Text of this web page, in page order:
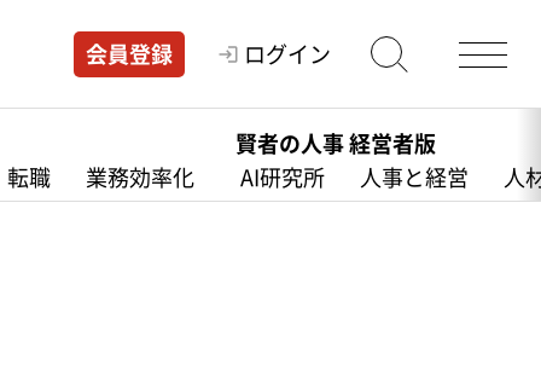
会員登録 ログイン
転職 業務効率化
賢者の人事 経営者版
AI研究所
人事と経営 人